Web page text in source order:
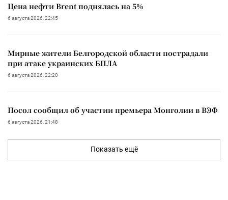
Цена нефти Brent поднялась на 5%
6 августа 2026, 22:45
Мирные жители Белгородской области пострадали
при атаке украинских БПЛА
6 августа 2026, 22:20
Посол сообщил об участии премьера Монголии в ВЭФ
6 августа 2026, 21:48
Показать ещё